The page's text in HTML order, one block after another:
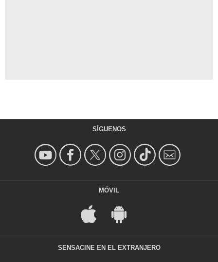
SÍGUENOS
MÓVIL
SENSACINE EN EL EXTRANJERO